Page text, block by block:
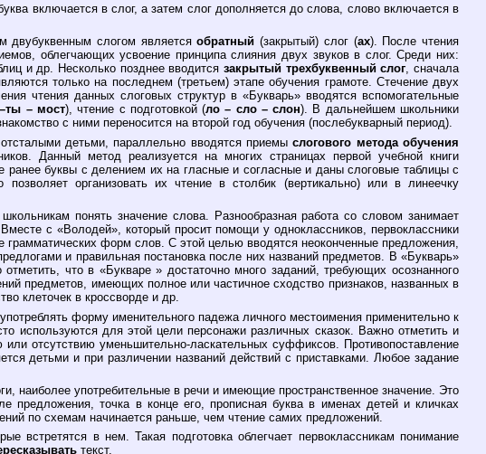
включается в слог, а затем слог дополняется до слова, слово включается в
двубуквенным слогом являетсяобратный (закрытый) слог (ах). После чтения
облегчающих усвоение принципа слияния двух звуков в слог. Среди них:
и др. Несколько позднее вводится закрытый трехбуквенный слог, сначала
только на последнем (третьем) этапе обучения грамоте. Стечение двух
чтения данных слоговых структур в «Букварь» вводятся вспомогательные
– мост), чтение с подготовкой (ло – сло – слон). В дальнейшем школьники
с ними переносится на второй год обучения (послебукварный период).
отсталыми детьми, параллельно вводятся приемыслогового метода обучения
Данный метод реализуется на многих страницах первой учебной книги
буквы с делением их на гласные и согласные и даны слоговые таблицы с
организовать их чтение в столбик (вертикально) или в линеечку
понять значение слова. Разнообразная работа со словом занимает
с «Володей», который просит помощи у одноклассников, первоклассники
форм слов. С этой целью вводятся неоконченные предложения,
и правильная постановка после них названий предметов. В «Букварь»
что в «Букваре » достаточно много заданий, требующих осознанного
предметов, имеющих полное или частичное сходство признаков, названных в
клеточек в кроссворде и др.
форму именительного падежа личного местоимения применительно к
используются для этой цели персонажи различных сказок. Важно отметить и
отсутствию уменьшительно-ласкательных суффиксов. Противопоставление
детьми и при различении названий действий с приставками. Любое задание
наиболее употребительные в речи и имеющие пространственное значение. Это
предложения, точка в конце его, прописная буква в именах детей и кличках
по схемам начинается раньше, чем чтение самих предложений.
встретятся в нем. Такая подготовка облегчает первоклассникам понимание
текст.